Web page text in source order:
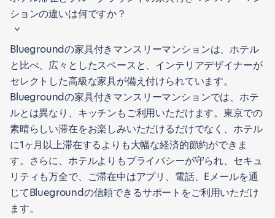
ションの違いは何ですか？
Bluegroundの家具付きマンスリーマンションは、ホテル
と比べ、広々としたスペースと、インテリアデザイナーが
セレクトした高級な家具が備え付けられています。
Bluegroundの家具付きマンスリーマンションでは、ホテ
ルとは異なり、キッチンもご利用いただけます。東京での
素晴らしい滞在をお楽しみいただけるだけでなく、ホテル
に1ヶ月以上滞在するよりも大幅な経済的節約ができま
す。さらに、ホテルよりもプライバシーが守られ、セキュ
リティも万全で、ご滞在中はアプリ、電話、Eメールを通
じてBluegroundの信頼できるサポートをご利用いただけ
ます。